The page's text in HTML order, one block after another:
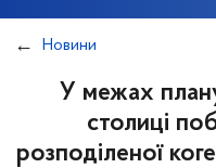
Новини
У межах
столиці
розподіленої